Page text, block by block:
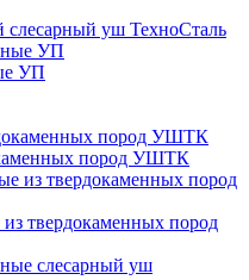
слесарный уш ТехноСталь
УП
пород УШТК
твердокаменных пород